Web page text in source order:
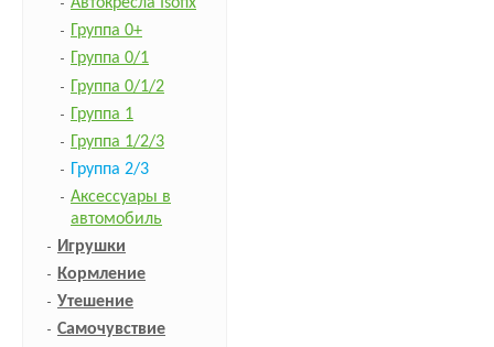
Автокресла Isofix
Группа 0+
Группа 0/1
Группа 0/1/2
Группа 1
Группа 1/2/3
Группа 2/3
Аксессуары в
автомобиль
Игрушки
Кормление
Утешение
Самочувствие